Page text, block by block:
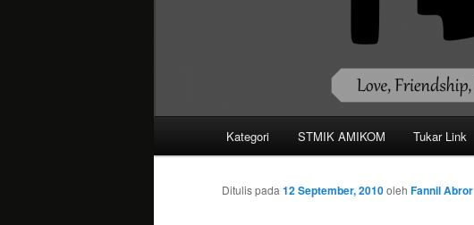
Langsung
ke
Kategori STMIK AMIKOM Tukar Link
Ditulis pada 12 September, 2010oleh Fannil Abror